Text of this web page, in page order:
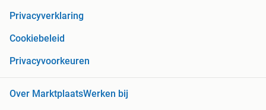
Privacyverklaring
Cookiebeleid
Privacyvoorkeuren
Over MarktplaatsWerken bij